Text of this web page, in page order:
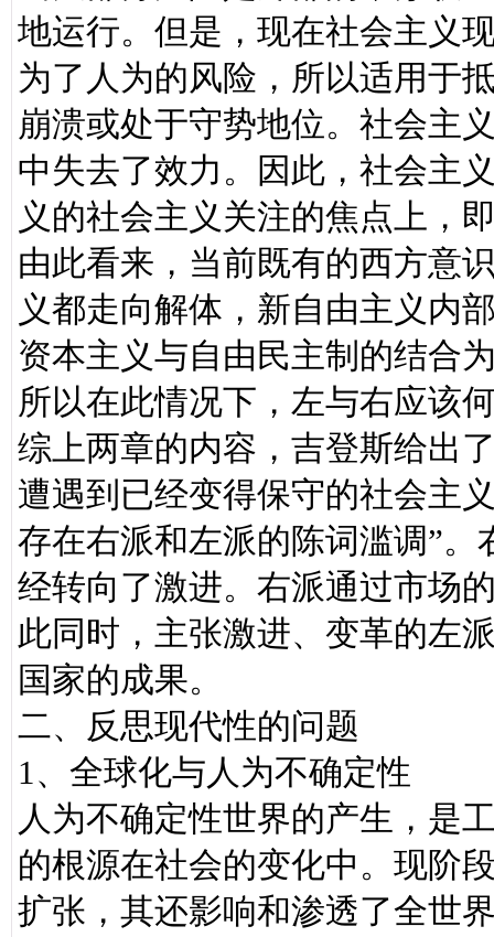
地运行。但是，现在社会主义
为了人为的风险，所以适用于
崩溃或处于守势地位。社会主
中失去了效力。因此，社会主
义的社会主义关注的焦点上，
由此看来，当前既有的西方意
义都走向解体，新自由主义内
资本主义与自由民主制的结合
所以在此情况下，左与右应该
综上两章的内容，吉登斯给出
遭遇到已经变得保守的社会主
存在右派和左派的陈词滥调”
经转向了激进。右派通过市场
此同时，主张激进、变革的左
国家的成果。
二、反思现代性的问题
1、全球化与人为不确定性
人为不确定性世界的产生，是
的根源在社会的变化中。现阶
扩张，其还影响和渗透了全世